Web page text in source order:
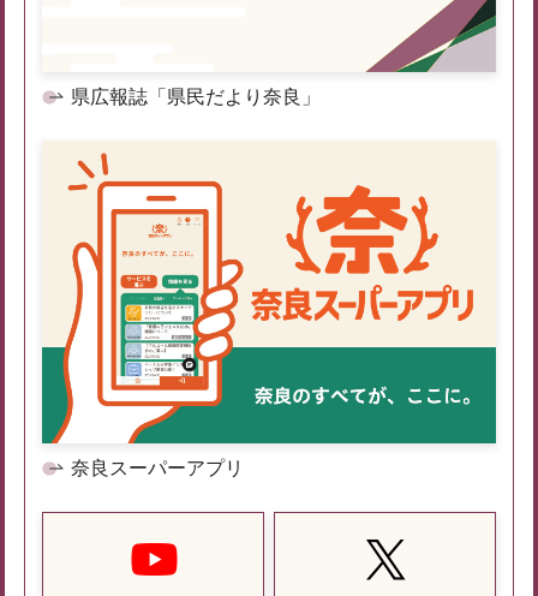
県広報誌「県民だより奈良」
奈良スーパーアプリ